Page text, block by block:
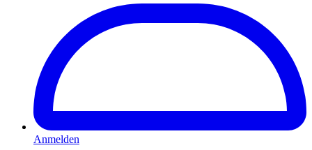
Anmelden